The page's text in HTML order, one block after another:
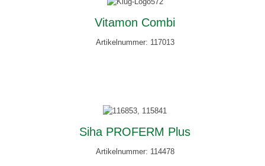
Vitamon Combi
Artikelnummer: 117013
Siha PROFERM Plus
Artikelnummer: 114478